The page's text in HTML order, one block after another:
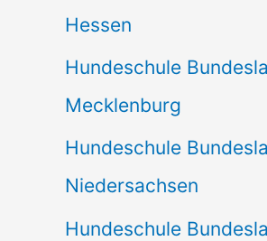
Hessen
Hundeschule
Mecklenburg
Hundeschule
Niedersachsen
Hundeschule